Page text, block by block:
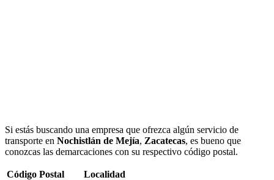
Si estás buscando una empresa que ofrezca algún servicio de
transporte en Nochistlán de Mejía, Zacatecas, es bueno que
conozcas las demarcaciones con su respectivo código postal.
Código Postal
Localidad